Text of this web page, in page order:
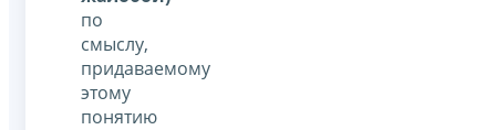
по
смыслу,
придаваемому
этому
понятию